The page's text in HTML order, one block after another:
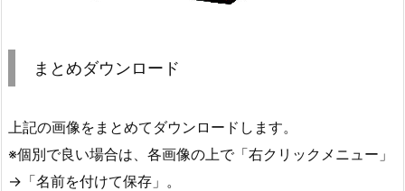
まとめダウンロード
上記の画像をまとめてダウンロードします。
※個別で良い場合は、各画像の上で「右クリックメニュー」
→「名前を付けて保存」。